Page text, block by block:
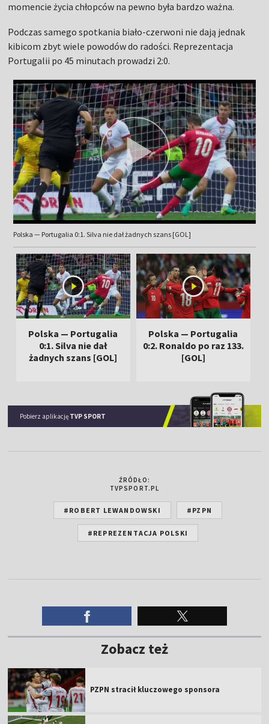
momencie życia chłopców na pewno była bardzo ważna.
Podczas samego spotkania biało-czerwoni nie dają jednak
kibicom zbyt wiele powodów do radości. Reprezentacja
Portugalii po 45 minutach prowadzi 2:0.
Polska — Portugalia 0:1. Silva nie dał żadnych szans [GOL]
Polska — Portugalia
0:1. Silva nie dał
żadnych szans [GOL]
Polska — Portugalia
0:2. Ronaldo po raz 133.
[GOL]
Pobierz aplikację TVP SPORT
ŹRÓDŁO:
TVPSPORT.PL
#ROBERT LEWANDOWSKI #PZPN
#REPREZENTACJA POLSKI
Zobacz też
PZPN stracił kluczowego sponsora